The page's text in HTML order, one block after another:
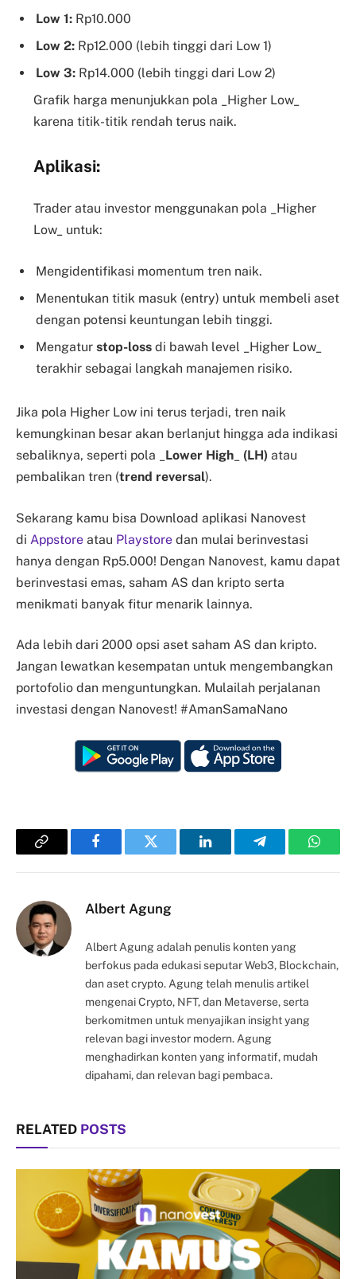
Low 1: Rp10.000
Low 2: Rp12.000 (lebih tinggi dari Low 1)
Low 3: Rp14.000 (lebih tinggi dari Low 2)
Grafik harga menunjukkan pola _Higher Low_
karena titik-titik rendah terus naik.
Aplikasi:
Trader atau investor menggunakan pola _Higher
Low_ untuk:
Mengidentifikasi momentum tren naik.
Menentukan titik masuk (entry) untuk membeli aset
dengan potensi keuntungan lebih tinggi.
Mengatur stop-loss di bawah level _Higher Low_
terakhir sebagai langkah manajemen risiko.
Jika pola Higher Low ini terus terjadi, tren naik
kemungkinan besar akan berlanjut hingga ada indikasi
sebaliknya, seperti pola _ Lower High (LH) atau
pembalikan tren (trend reversal).
Sekarang kamu bisa Download aplikasi Nanovest
di Appstore atau Playstore dan mulai berinvestasi
hanya dengan Rp5.000! Dengan Nanovest, kamu dapat
berinvestasi emas, saham AS dan kripto serta
menikmati banyak fitur menarik lainnya.
Ada lebih dari 2000 opsi aset saham AS dan kripto.
Jangan lewatkan kesempatan untuk mengembangkan
portofolio dan menguntungkan. Mulailah perjalanan
investasi dengan Nanovest! #AmanSamaNano
Copy
FacebookTwitter LinkedInTelegram
Albert Agung
Albert Agung adalah penulis konten yang
berfokus pada edukasi seputar Web3, Blockchain,
dan aset crypto. Agung telah menulis artikel
mengenai Crypto, NFT, dan Metaverse, serta
berkomitmen untuk menyajikan insight yang
relevan bagi investor modern. Agung
menghadirkan konten yang informatif, mudah
dipahami, dan relevan bagi pembaca.
RELATED POSTS